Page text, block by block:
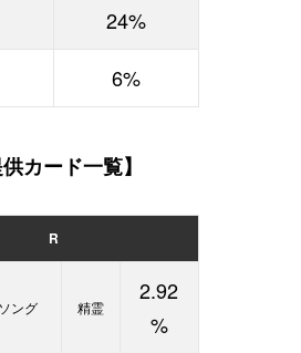
24%
6%
供カード一覧】
R
ング 精霊
2.92
%